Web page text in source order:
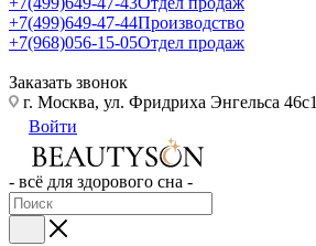
+7(499)649-47-44Производство
+7(968)056-15-05Отдел продаж
Заказать звонок
г. Москва, ул. Фридриха Энгельса 46с1
Войти
- всё для здорового сна -